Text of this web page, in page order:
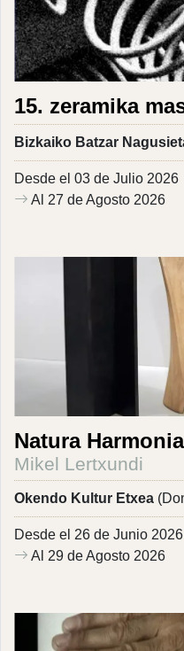
15. zeramika
Bizkaiko Batzar
Desde el 03 de Julio 2026
Al 27 de Agosto 2026
Natura
Mikel Lertxundi
Okendo Kultur Etxea
Desde el 26 de Junio 2026
Al 29 de Agosto 2026